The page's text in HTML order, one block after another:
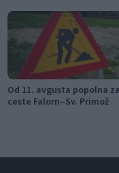
Od 11. avgusta popolna
ceste Falorn–Sv. Primož